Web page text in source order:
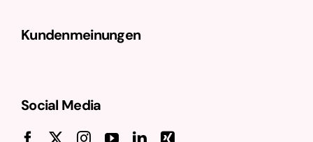
Kundenmeinungen
Social Media